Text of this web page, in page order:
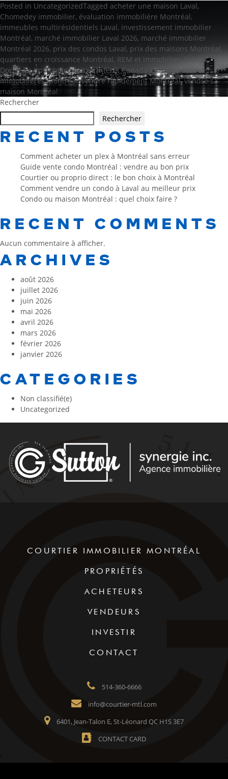
Posted in UncategorizedTagged acheter une maison Laval,
Chomedey immobilier, évaluation immobilière Montréal,
immeubles multirésidentiels Laval, investissement immobilier
Montréal, marché immobilier Laval 2026, marché immobilier
Montréal 2026, prix des condos Laval, prix des maisons Montréal,
quartiers en croissance Montréal, REM et immobilier, Sainte-
Dorothée immobilier,taux d’intérêt Canada 2026,
tendances
immobilières Montréal,vendre rapidement Montréal,vendre sa
maison Montréal
Rechercher
Rechercher
RECENT POSTS
Comment acheter un plex à Montréal sans erreur
Guide vente condo Montréal : vendre au bon prix
Courtier ou proprio direct : le bon choix à Montréal
Comment vendre un condo à Laval au meilleur prix
Condo ou maison Montréal : quel choix faire ?
RECENT COMMENTS
Aucun commentaire à afficher.
ARCHIVES
août 2026
juillet 2026
juin 2026
mai 2026
avril 2026
mars 2026
février 2026
janvier 2026
CATEGORIES
Non classifié(e)
Uncategorized
COURTIER IMMOBILIER MONTRÉAL
PROPRIÉTÉS
ACHETEURS
VENDEURS
INVESTIR
CONTACT
514-360-6666
info@courtier-mtl.com
6401, Jean-Talon E, St-Léonard QC H1S 3E7
CONTACT CARD